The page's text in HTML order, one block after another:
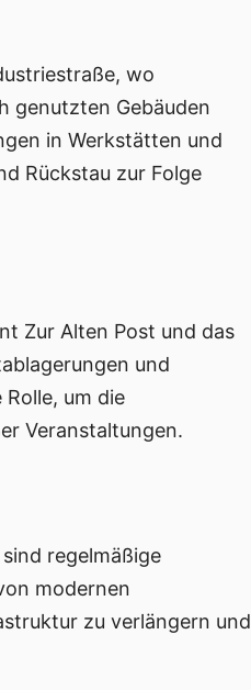
wo
genutzten Gebäuden
in Werkstätten und
Rückstau zur Folge
Zur Alten Post und das
und
um die
Veranstaltungen.
regelmäßige
modernen
zu verlängern und